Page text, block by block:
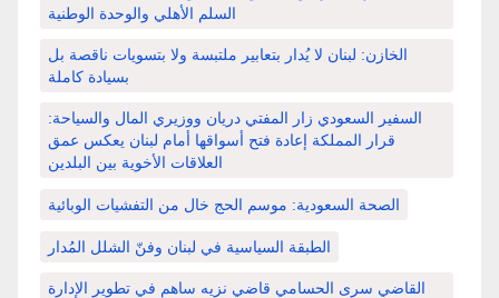
السلم الأهلي والوحدة الوطنية
الخازن: لبنان لا يُدار بتعابير ملتبسة ولا بتسويات ناقصة بل
بسيادة كاملة
السفير السعودي زار المفتي دريان ووزيري المال والسياحة:
قرار المملكة إعادة فتح أسواقها أمام لبنان يعكس عمق
العلاقات الأخوية بين البلدين
الصحة السعودية: موسم الحج خال من التفشيات الوبائية
الطبقة السياسية في لبنان وفنّ الشلل المُدار
القاضي سرى الحسامي قاضي نزيه ساهم في تطوير الإدارة